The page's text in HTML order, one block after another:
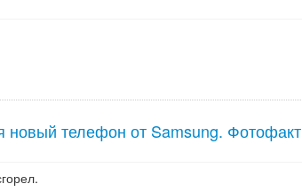
новый телефон от Samsung. Фотофакт